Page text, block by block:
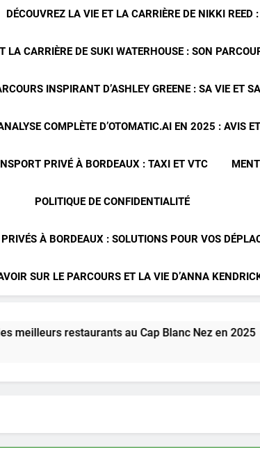
DÉCOUVREZ LA VIE ET LA CARRIÈRE DE NIKKI REED
LA CARRIÈRE DE SUKI WATERHOUSE : SON
INSPIRANT D’ASHLEY GREENE : SA VIE ET
COMPLÈTE D’OTOMATIC.AI EN 2025 : AVIS
PRIVÉ À BORDEAUX : TAXI ET VTC
POLITIQUE DE CONFIDENTIALITÉ
À BORDEAUX : SOLUTIONS POUR VOS
SUR LE PARCOURS ET LA VIE D’ANNA
restaurants au Cap Blanc Nez en 2025